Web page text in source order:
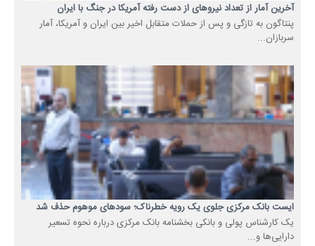
آخرین آمار از تعداد نیروهای از دست رفته آمریکا در جنگ با ایران
پنتاگون به تازگی و پس از حملات متقابل اخیر بین ایران و آمریکا، آمار
سربازان...
ایست بانک مرکزی جلوی یک رویه خطرناک؛ سودهای موهوم حذف شد
یک کارشناس پولی و بانکی بخشنامه بانک مرکزی درباره نحوه تسعیر
دارایی‌ها و...